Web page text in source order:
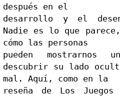
después en el
desarrollo y el
Nadie es lo que p
cómo las personas
pueden
descubrir su lado oc
mal. Aquí, como en la
reseña de Los